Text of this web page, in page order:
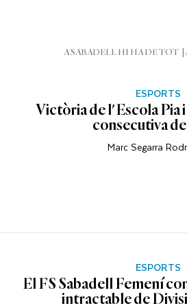
A SABADELL HI HA DE TOT
ESPORTS
Victòria de l'Escola Pia
consecutiva
Marc Segarra
ESPORTS
El FS Sabadell Femení
intractable de